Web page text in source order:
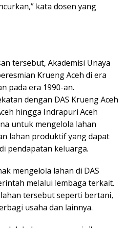
kata dosen yang
tersebut, Akademisi Unaya
Krueng Aceh di era
pada era 1990-an.
dengan DAS Krueng Aceh
hingga Indrapuri Aceh
untuk mengelola lahan
lahan produktif yang dapat
pendapatan keluarga.
mengelola lahan di DAS
melalui lembaga terkait.
tersebut seperti bertani,
usaha dan lainnya.